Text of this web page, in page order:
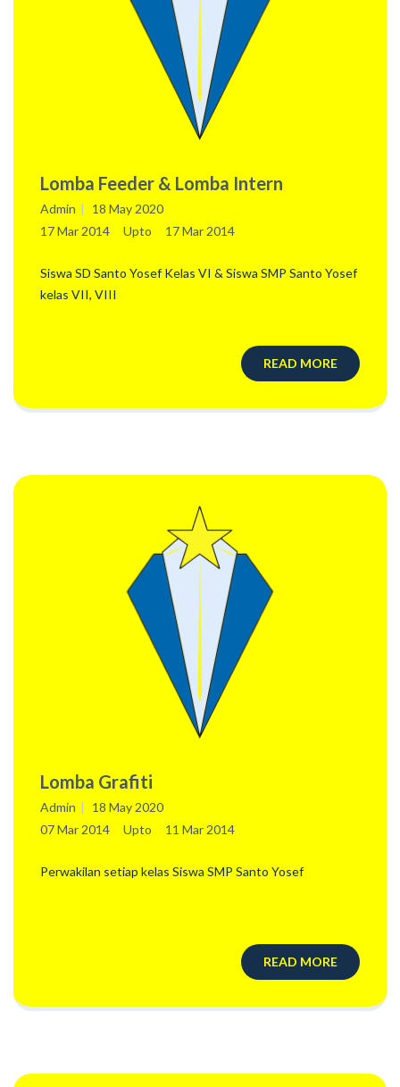
Lomba Feeder & Lomba Intern
Admin
18 May 2020
17 Mar 2014
Upto 17 Mar 2014
Siswa SD Santo Yosef Kelas VI & Siswa SMP Santo Yosef
kelas VII, VIII
READ MORE
Lomba Grafiti
Admin
18 May 2020
07 Mar 2014
Upto 11 Mar 2014
Perwakilan setiap kelas Siswa SMP Santo Yosef
READ MORE